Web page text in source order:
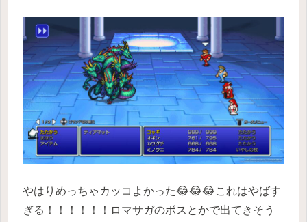
やはりめっちゃカッコよかった😂😂😂これはやばす
ぎる！！！！！！ロマサガのボスとかで出てきそう